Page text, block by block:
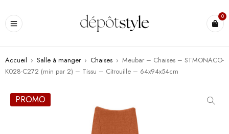
0
Accueil › Salle à manger › Chaises › Meubar – Chaises – STMONACO-
K028-C272 (min par 2) – Tissu – Citrouille – 64x94x54cm
PROMO